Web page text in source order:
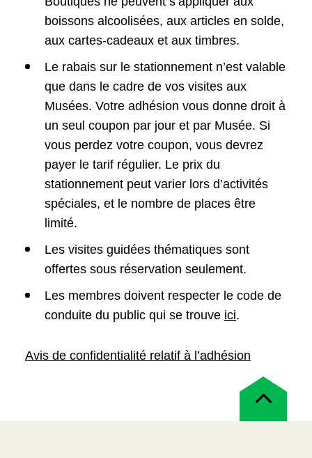
boissons alcoolisées, aux articles en solde,
aux cartes-cadeaux et aux timbres.
Le rabais sur le stationnement n’est valable
que dans le cadre de vos visites aux
Musées. Votre adhésion vous donne droit à
un seul coupon par jour et par Musée. Si
vous perdez votre coupon, vous devrez
payer le tarif régulier. Le prix du
stationnement peut varier lors d’activités
spéciales, et le nombre de places être
limité.
Les visites guidées thématiques sont
offertes sous réservation seulement.
Les membres doivent respecter le code de
conduite du public qui se trouve ici.
Avis de confidentialité relatif à l’adhésion
Retour